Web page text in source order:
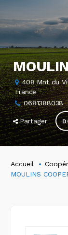
408 Mnt du
France
0681388038
Partager
Accueil
MOULINS